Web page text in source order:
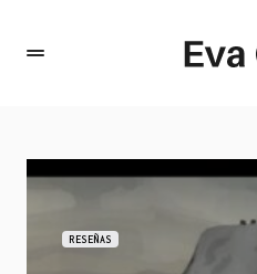
RESEÑAS